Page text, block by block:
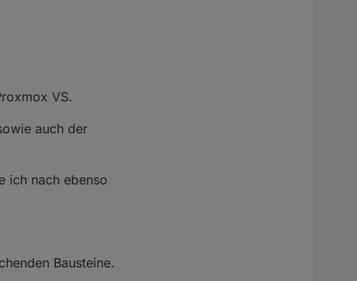
VS.
auch der
ich nach ebenso
Bausteine.